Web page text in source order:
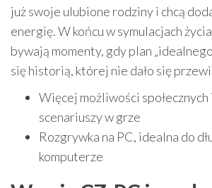
już swoje ulubione rodziny i chcą
energię. W końcu w symulacjach
bywają momenty, gdy plan
się historią, której nie dało się
Więcej możliwości
scenariuszy w grze
Rozgrywka na PC, idealna do
komputerze